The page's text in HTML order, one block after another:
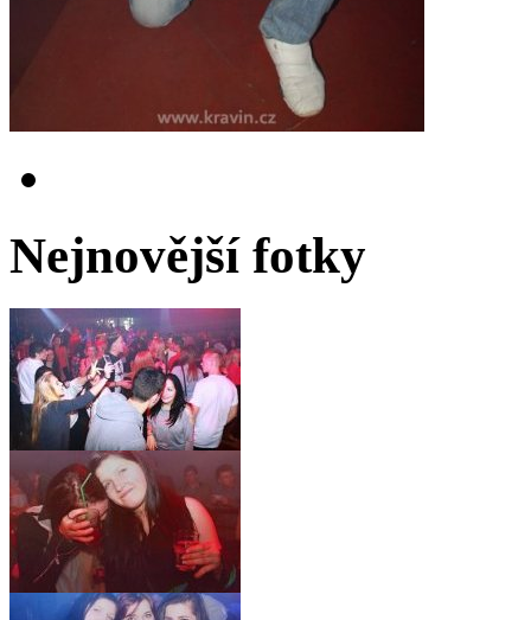
Nejnovější fotky